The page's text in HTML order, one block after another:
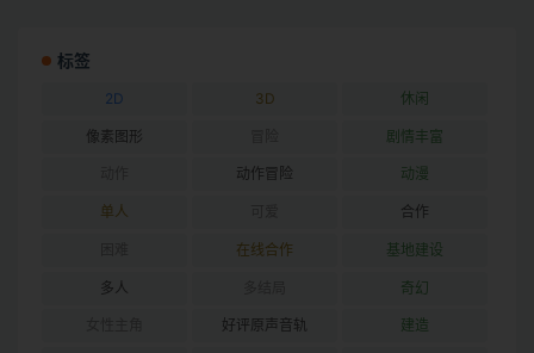
标签
2D 3D 休闲
像素图形 剧情丰富
动作冒险 动漫
单人 合作
在线合作 基地建设
多人 奇幻
好评原声音轨 建造